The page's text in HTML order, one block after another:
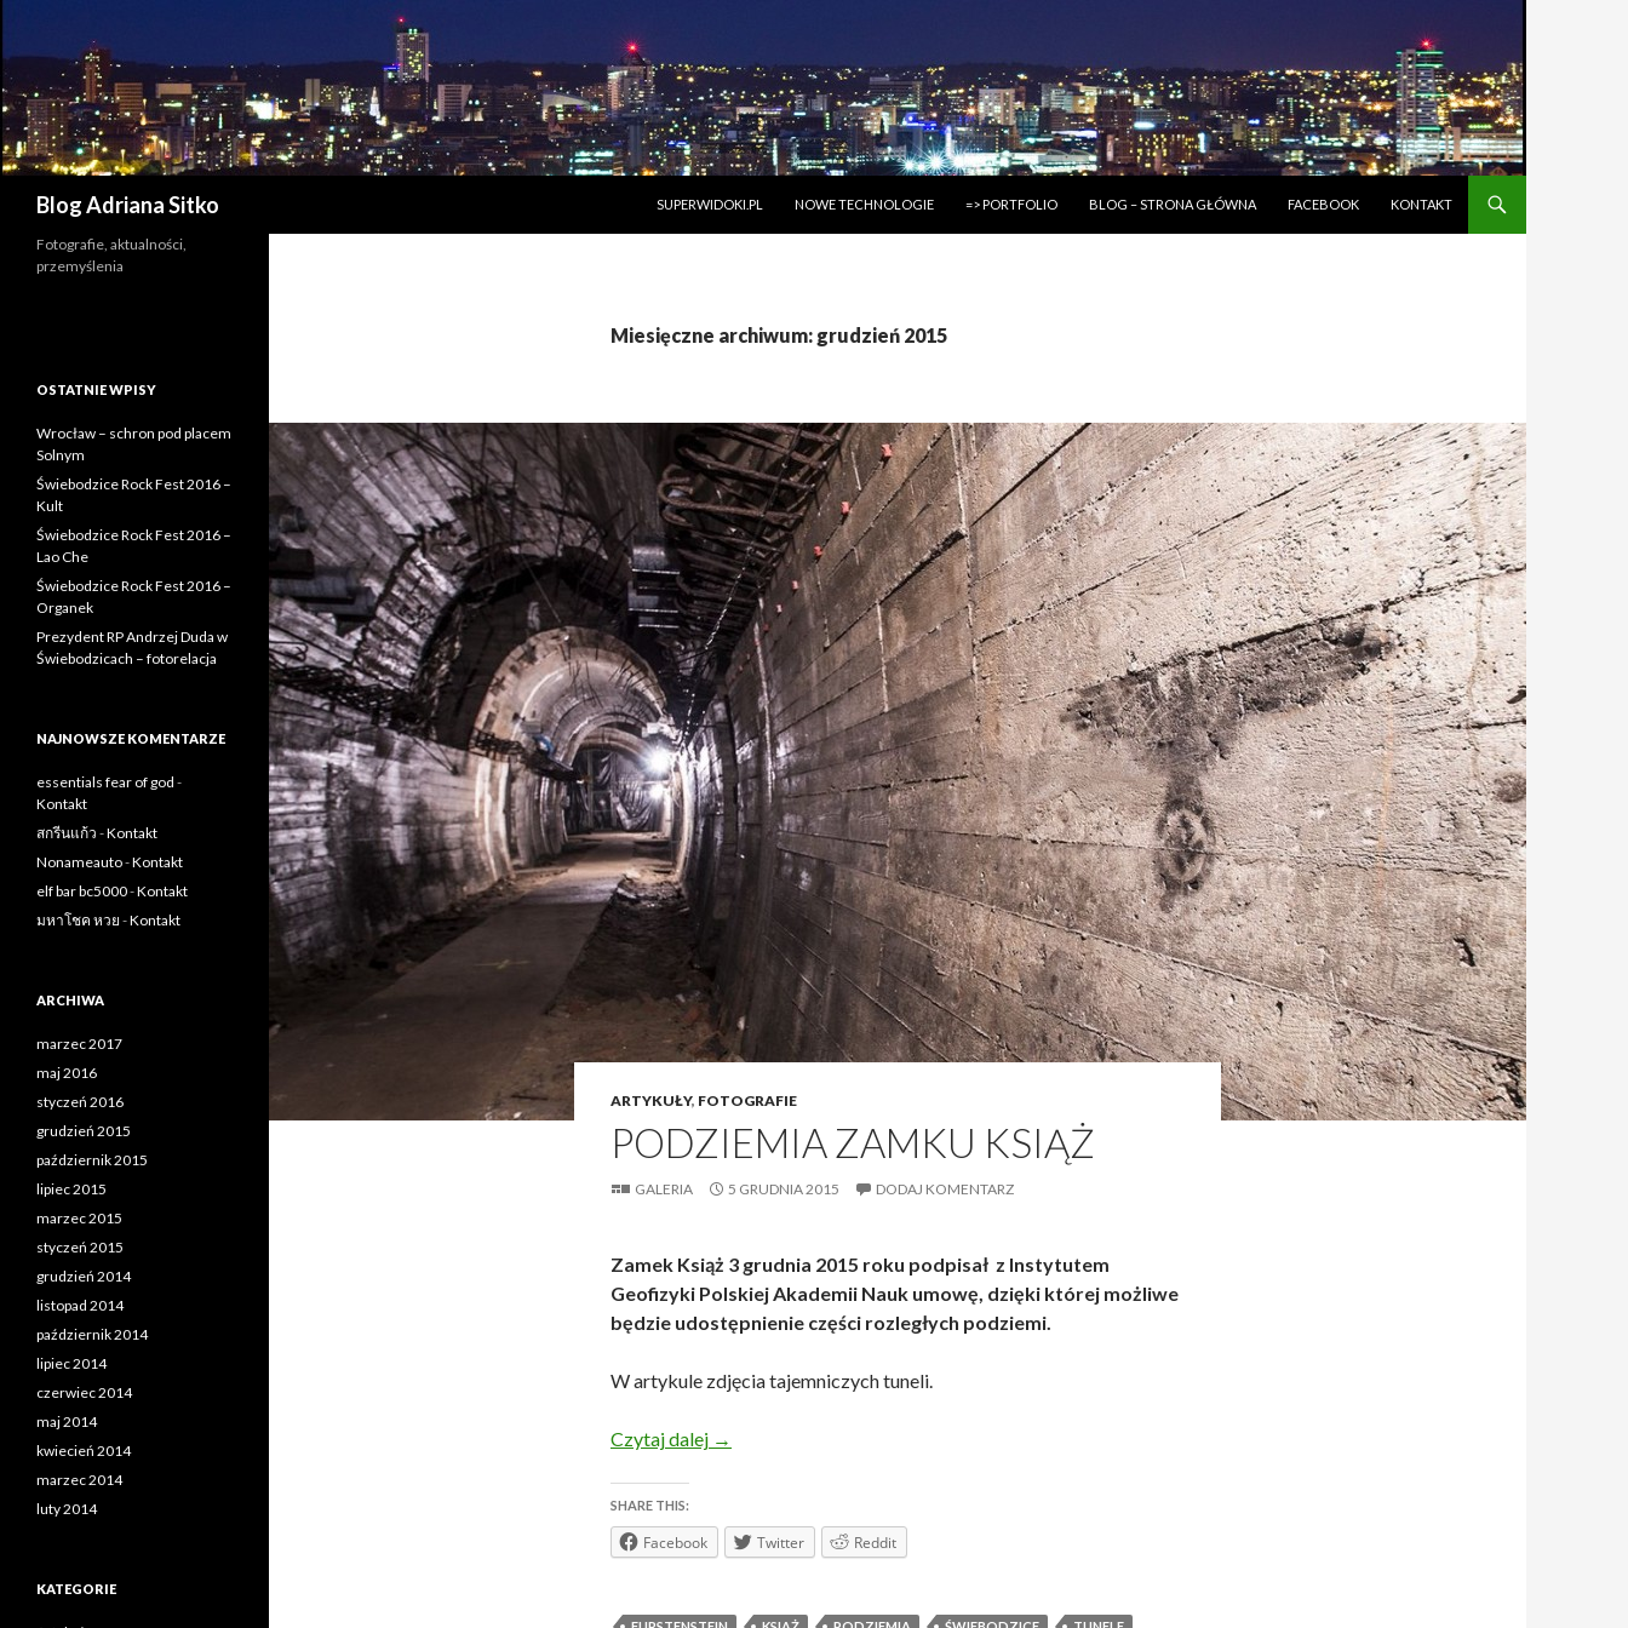
Blog Adriana Sitko
SUPERWIDOKI.PL
NOWE TECHNOLOGIE => PORTFOLIO BLOG – STRONA GŁÓWNA FACEBOOK KONTAKT
Miesięczne archiwum: grudzień 2015
ARTYKUŁY, FOTOGRAFIE
PODZIEMIA ZAMKU KSIĄŻ
GALERIA 5 GRUDNIA 2015 DODAJ KOMENTARZ
Zamek Książ 3 grudnia 2015 roku podpisał z Instytutem
Geofizyki Polskiej Akademii Nauk umowę, dzięki której możliwe
będzie udostępnienie części rozległych podziemi.
W artykule zdjęcia tajemniczych tuneli.
Czytaj dalej Podziemia Zamku Książ
→
SHARE THIS:
Facebook Twitter Reddit
Fotografie, aktualności,
przemyślenia
OSTATNIE WPISY
Wrocław – schron pod placem
Solnym
Świebodzice Rock Fest 2016 –
Kult
Świebodzice Rock Fest 2016 –
Lao Che
Świebodzice Rock Fest 2016 –
Organek
Prezydent RP Andrzej Duda w
Świebodzicach – fotorelacja
NAJNOWSZE KOMENTARZE
essentials fear of god -
Kontakt
สกรีนแก้ว -Kontakt
Nonameauto-Kontakt
elf bar bc5000-Kontakt
มหาโชค หวย -Kontakt
ARCHIWA
marzec 2017
maj 2016
styczeń 2016
grudzień 2015
październik 2015
lipiec 2015
marzec 2015
styczeń 2015
grudzień 2014
listopad 2014
październik 2014
lipiec 2014
czerwiec 2014
maj 2014
kwiecień 2014
marzec 2014
luty 2014
KATEGORIE